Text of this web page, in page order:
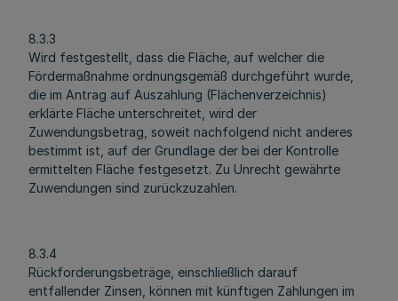
8.3.3
Wird festgestellt, dass die Fläche, auf welcher die
Fördermaßnahme ordnungsgemäß durchgeführt wurde,
die im Antrag auf Auszahlung (Flächenverzeichnis)
erklärte Fläche unterschreitet, wird der
Zuwendungsbetrag, soweit nachfolgend nicht anderes
bestimmt ist, auf der Grundlage der bei der Kontrolle
ermittelten Fläche festgesetzt. Zu Unrecht gewährte
Zuwendungen sind zurückzuzahlen.
8.3.4
Rückforderungsbeträge, einschließlich darauf
entfallender Zinsen, können mit künftigen Zahlungen im